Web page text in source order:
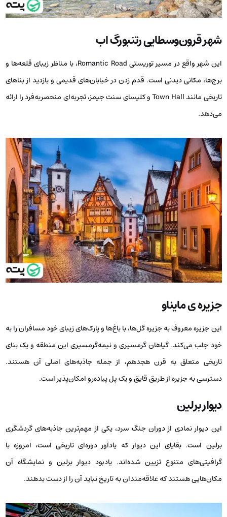
شهر قرون‌وسطایی رتنبورگ اب
این شهر واقع در مسیر توریستی Romantic Road، با مناظر زیبای قلعه‌ها و
برج‌ها، مکانی دیدنی است. قدم زدن در خیابان‌های قدیمی و بازدید از بناهای
تاریخی مانند Town Hall و کلیسای سنت جیمز، تجربه‌ای منحصربه‌فرد را ارائه
می‌دهد.
جزیره ی مایناو
این جزیره معروف به جزیره‌ گل‌ها، با باغ‌ها و پارک‌های زیبای خود مسافران را به
خود جلب می‌کند. گیاهان گرمسیری و نیمه‌گرمسیری این منطقه و یک بنای
تاریخی متعلق به قرن هجدهم، از جمله جاذبه‌های اصلی آن هستند.
دسترسی به جزیره از طریق قایق و یک پل پیاده‌رو امکان‌پذیر است.
دیوار برلین
این دیوار نمادی از دوران جنگ سرد، یکی از مهم‌ترین جاذبه‌های گردشگری
برلین است. بقایای این دیوار که یادآور دوره‌ای تاریخی است، امروزه با
گرافیتی‌های متنوع تزیین شده‌اند. یادبود دیوار برلین و نمایشگاه آن
مکان‌هایی هستند که علاقه‌مندان به تاریخ نباید آن را از دست بدهند.